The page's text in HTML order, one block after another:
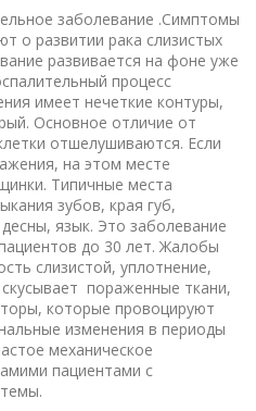
заболевание .Симптомы
о развитии рака слизистых
развивается на фоне уже
процесс
имеет нечеткие контуры,
Основное отличие от
отшелушиваются. Если
на этом месте
Типичные места
зубов, края губ,
язык. Это заболевание
до 30 лет. Жалобы
слизистой, уплотнение,
пораженные ткани,
которые провоцируют
изменения в периоды
механическое
пациентами с